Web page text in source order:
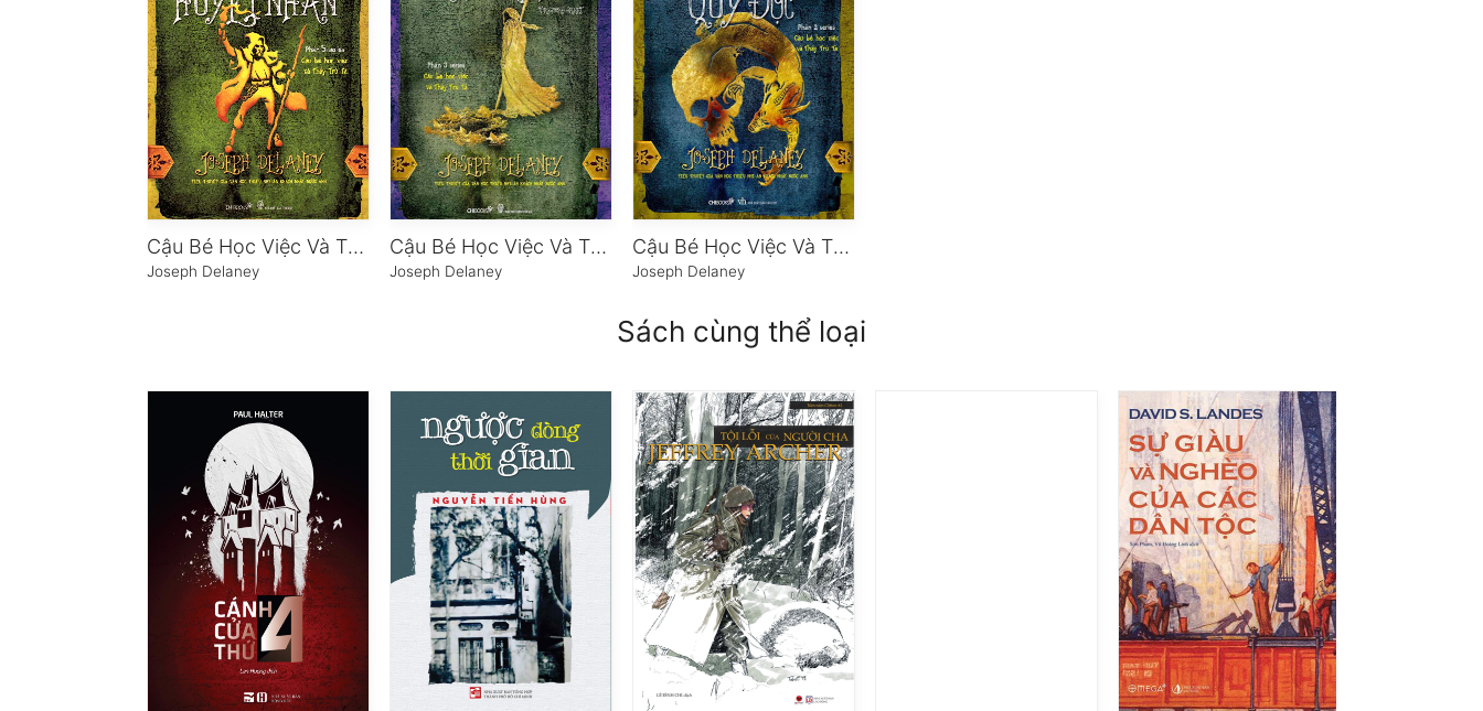
Cậu Bé Học Việc Và Thầy Trừ Tà – Phần 5: Cơn Thịnh Nộ Của Huyết Nhãn
Joseph Delaney
Cậu Bé Học Việc Và Thầy Trừ Tà – Phần 3: Đêm Của Kẻ Đánh Cắp Hồn
Joseph Delaney
Cậu Bé Học Việc Và Thầy Trừ Tà – Phần 2: Lời Nguyền Của Quỷ Độc
Joseph Delaney
Sách cùng thể loại